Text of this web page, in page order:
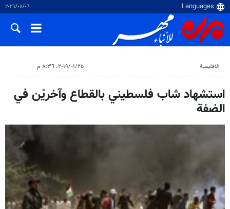
٠٦‏/٠٨‏/٢٠٢٦
الاقلیمیة ٢٥‏/٠١‏/٢٠١٩، ٨:٣٦ م
استشهاد شاب فلسطيني بالقطاع وآخريْن في
الضفة